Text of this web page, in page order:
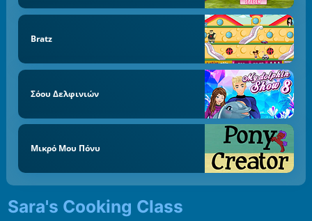
Bratz
Σόου Δελφινιών
Μικρό Μου Πόνυ
Sara's Cooking Class